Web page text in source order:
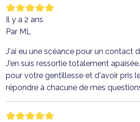
Il y a 2 ans
Par ML
J'ai eu une scéance pour un contact
J'en suis ressortie totalement
pour votre gentillesse et d'avoir pris
répondre à chacune de mes